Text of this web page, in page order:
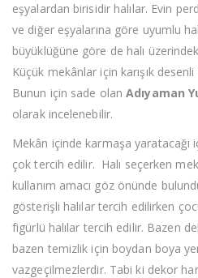
eşyalardan birisidir halılar. Evin
ve diğer eşyalarına göre uyumlu
büyüklüğüne göre de halı
Küçük mekânlar için karışık
Bunun için sade olanAdıyaman
olarak incelenebilir.
Mekân içinde karmaşa yaratacağı
çok tercih edilir. Halı seçerken
kullanım amacı göz önünde
gösterişli halılar tercih edilirken
figürlü halılar tercih edilir. Bazen
bazen temizlik için boydan boya
vazgeçilmezlerdir. Tabi ki dekor